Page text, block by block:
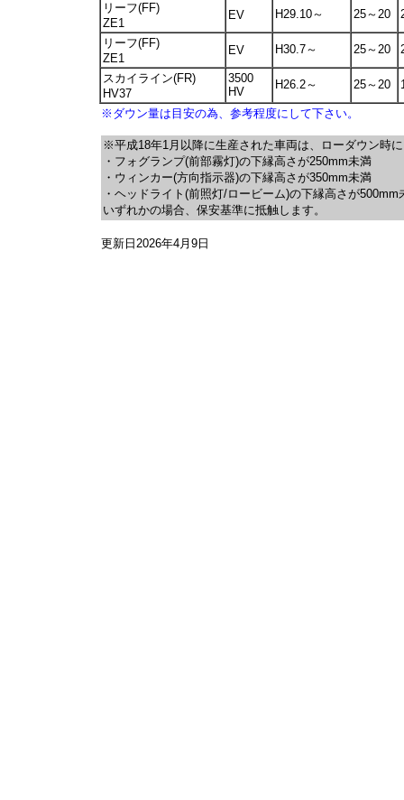
リーフ(FF)
ZE1
EV H29.10～ 25～20
リーフ(FF)
ZE1
EV H30.7～ 25～20
スカイライン(FR)
HV37
3500
HV
H26.2～ 25～20
※ダウン量は目安の為、参考程度にして下さい。
※平成18年1月以降に生産された車両は、ローダウン時に
・フォグランプ(前部霧灯)の下縁高さが250mm未満
・ウィンカー(方向指示器)の下縁高さが350mm未満
・ヘッドライト(前照灯/ロービーム)の下縁高さが500mm
いずれかの場合、保安基準に抵触します。
更新日2026年4月9日